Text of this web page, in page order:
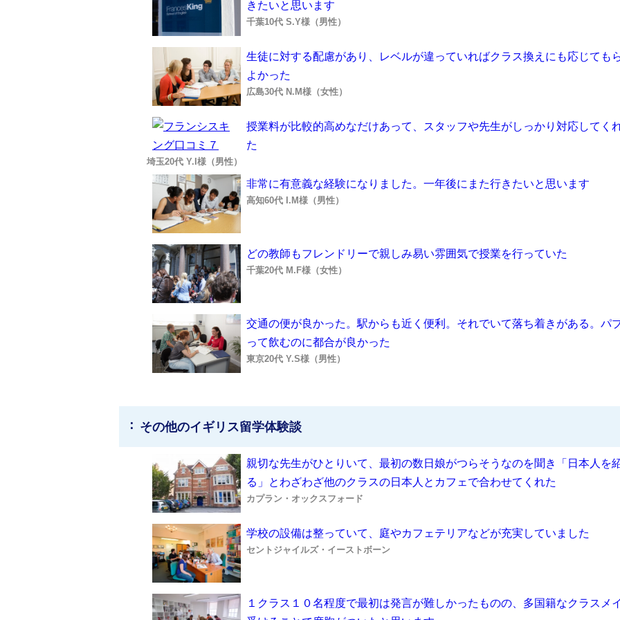
きたいと思います
千葉10代 S.Y様（男性）
生徒に対する配慮があり、レベルが違っていればクラス換えにも応じても
よかった
広島30代 N.M様（女性）
授業料が比較的高めなだけあって、スタッフや先生がしっかり対応してく
た
埼玉20代 Y.I様（男性）
非常に有意義な経験になりました。一年後にまた行きたいと思います
高知60代 I.M様（男性）
どの教師もフレンドリーで親しみ易い雰囲気で授業を行っていた
千葉20代 M.F様（女性）
交通の便が良かった。駅からも近く便利。それでいて落ち着きがある。パ
って飲むのに都合が良かった
東京20代 Y.S様（男性）
その他のイギリス留学体験談
親切な先生がひとりいて、最初の数日娘がつらそうなのを聞き「日本人を
る」とわざわざ他のクラスの日本人とカフェで合わせてくれた
カプラン・オックスフォード
学校の設備は整っていて、庭やカフェテリアなどが充実していました
セントジャイルズ・イーストボーン
１クラス１０名程度で最初は発言が難しかったものの、多国籍なクラスメ